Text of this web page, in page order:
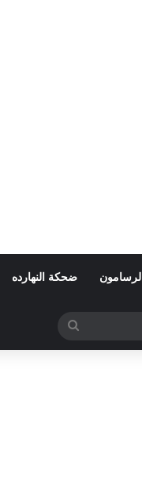
الرسامون ضحكة النهارده
بحث
عن